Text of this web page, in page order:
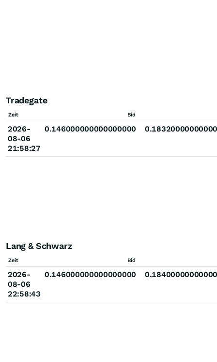
Tradegate
Zeit Bid
2026-
08-06
21:58:27
0.146000000000000000
Lang & Schwarz
Zeit Bid
2026-
08-06
22:58:43
0.146000000000000000